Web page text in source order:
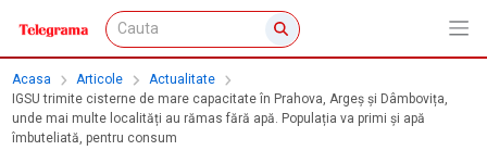
Acasa Articole
Actualitate
IGSU trimite cisterne de mare capacitate în Prahova, Argeș și Dâmbovița,
unde mai multe localități au rămas fără apă. Populația va primi și apă
îmbuteliată, pentru consum